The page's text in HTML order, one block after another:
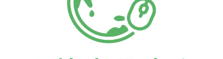
食。生活在雨林中的蘇門答臘虎，體型則要比西伯利亞虎
小上一半，以利在密林中穿梭。西伯利亞虎（Panthera
tigris altaica）：瀕危又稱為東北虎、滿洲虎、阿穆爾虎、
烏蘇里虎或朝鮮虎，是所有老虎中最大型的亞種，也是全